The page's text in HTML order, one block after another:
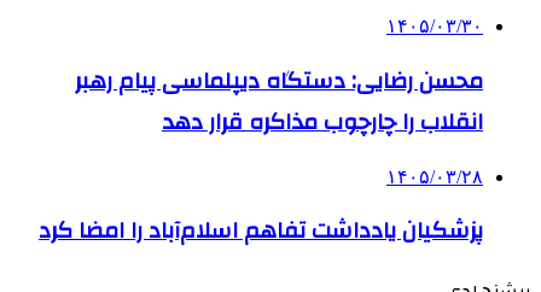
۱۴۰۵/۰۳/۳۰
محسن رضایی: دستگاه دیپلماسی پیام رهبر
انقلاب را چارچوب مذاکره قرار دهد
۱۴۰۵/۰۳/۲۸
پزشکیان یادداشت تفاهم اسلام‌آباد را امضا کرد